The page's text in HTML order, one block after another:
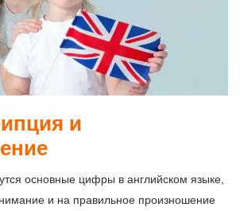
и
основные цифры в английском языке,
и на правильное произношение